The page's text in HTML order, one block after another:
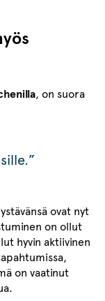
, on suora
ovat nyt
on ollut
hyvin aktiivinen
on vaatinut